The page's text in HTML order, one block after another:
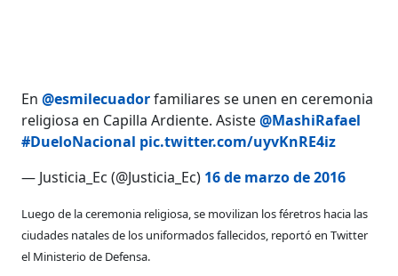
En@esmilecuadorfamiliares se unen en ceremonia
religiosa en Capilla Ardiente. Asiste@MashiRafael
#DueloNacional pic.twitter.com/uyvKnRE4iz
— Justicia_Ec (@Justicia_Ec) 16 de marzo de 2016
Luego de la ceremonia religiosa, se movilizan los féretros hacia las
ciudades natales de los uniformados fallecidos, reportó en Twitter
el Ministerio de Defensa.